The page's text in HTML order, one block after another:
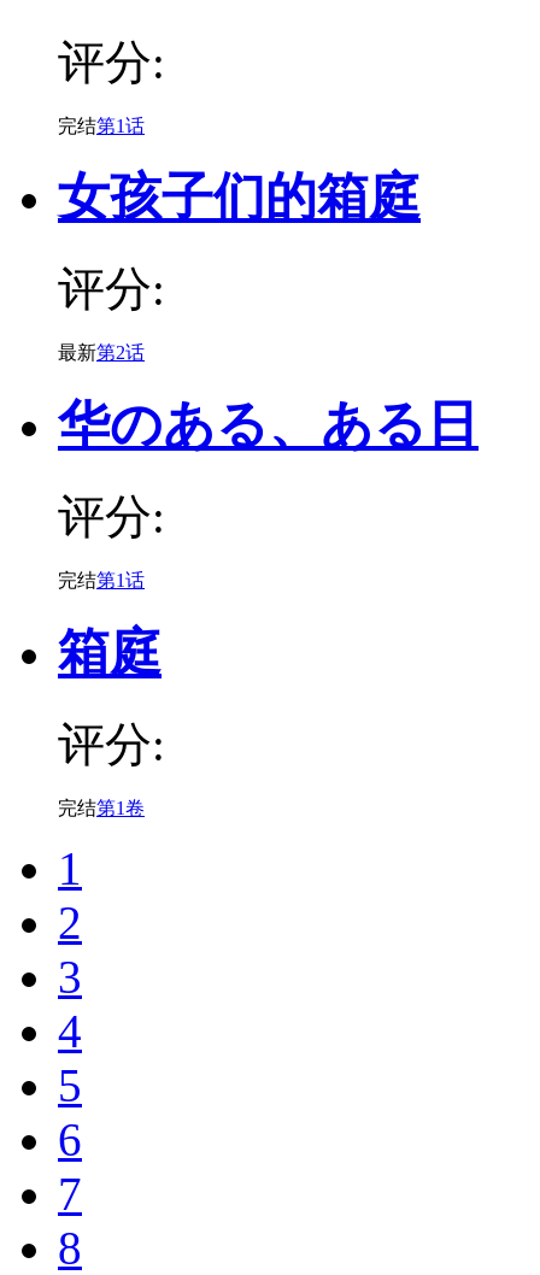
评分:
完结第1话
女孩子们的箱庭
评分:
最新第2话
华のある、ある日
评分:
完结第1话
箱庭
评分:
完结第1卷
1
2
3
4
5
6
7
8